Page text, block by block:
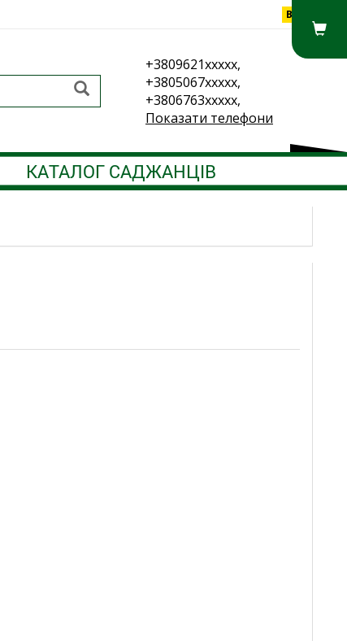
Вхід
+3809621xxxxx,
+3805067xxxxx,
+3806763xxxxx,
Показати телефони
КАТАЛОГ САДЖАНЦІВ